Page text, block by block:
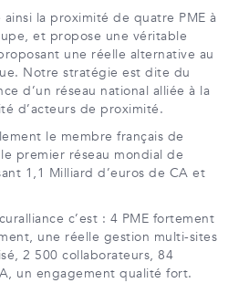
ainsi la proximité de quatre PME à
et propose une véritable
une réelle alternative au
Notre stratégie est dite du
d’un réseau national alliée à la
d’acteurs de proximité.
le membre français de
premier réseau mondial de
1,1 Milliard d’euros de CA et
c’est : 4 PME fortement
une réelle gestion multi-sites
2 500 collaborateurs, 84
un engagement qualité fort.